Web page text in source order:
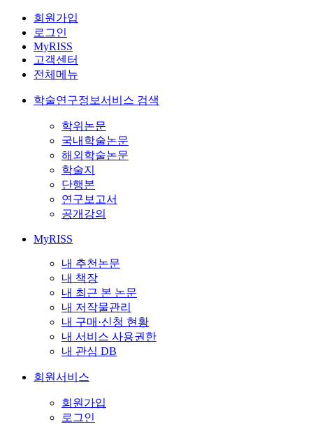
회원가입
로그인
MyRISS
고객센터
전체메뉴
학술연구정보서비스 검색
학위논문
국내학술논문
해외학술논문
학술지
단행본
연구보고서
공개강의
MyRISS
내 추천논문
내 책장
내 최근 본 논문
내 저작물관리
내 구매·신청 현황
내 서비스 사용권한
내 관심 DB
회원서비스
회원가입
로그인